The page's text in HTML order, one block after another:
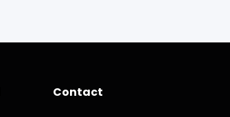
Contact